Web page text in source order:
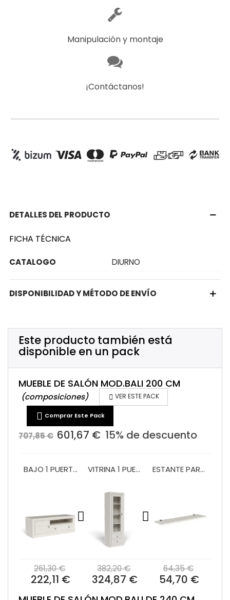
Manipulación y montaje
¡Contáctanos!
DETALLES DEL PRODUCTO
FICHA TÉCNICA
CATALOGO DIURNO
DISPONIBILIDAD Y MÉTODO DE ENVÍO
Este producto también está
disponible en un pack
MUEBLE DE SALÓN MOD.BALI 200 CM
(composiciones)  VER ESTE PACK
 Comprar Este Pack
707,85 € 601,67 € 15% de descuento
BAJO 1 PUERTA Y 1 CAJON MOD.140CM MOD. BALI
261,30 €
222,11 €
VITRINA 1 PUERTA Y 2 PUERTAS 60 CM MOD. BALI
382,20 €
324,87 €
ESTANTE PARED 140 PRAGA/BALI
64,35 €
54,70 €